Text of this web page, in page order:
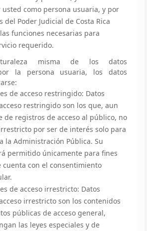
como persona usuaria, y por
del Poder Judicial de Costa Rica
funciones necesarias para
requerido.
misma de los datos
la persona usuaria, los datos
de acceso restringido: Datos
restringido son los que, aun
de registros de acceso al público, no
por ser de interés solo para
la Administración Pública. Su
permitido únicamente para fines
cuenta con el consentimiento
de acceso irrestricto: Datos
irrestricto son los contenidos
públicas de acceso general,
las leyes especiales y de